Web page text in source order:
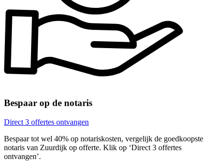
Bespaar op de notaris
Direct 3 offertes ontvangen
Bespaar tot wel 40% op notariskosten, vergelijk de goedkoopste
notaris van Zuurdijk op offerte. Klik op ‘Direct 3 offertes
ontvangen’.